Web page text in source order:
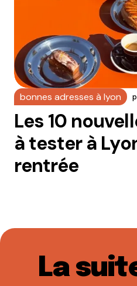
bonnes adresses à lyon
Les 10
à tester à
rentrée
La